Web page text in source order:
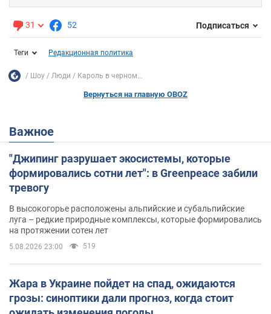
31 52 Подписаться
Теги Редакционная политика
Шоу Люди Кароль в черном...
Вернуться на главную OBOZ
Важное
"Джипинг разрушает экосистемы, которые
формировались сотни лет": в Greenpeace забили
тревогу
В высокогорье расположены альпийские и субальпийские
луга – редкие природные комплексы, которые формировались
на протяжении сотен лет
5.08.2026 23:00 519
Жара в Украине пойдет на спад, ожидаются
грозы: синоптики дали прогноз, когда стоит